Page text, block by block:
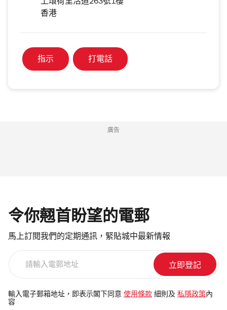
上環荷里活道263號1樓
香港
指示 打電話
廣告
令你翹首盼望的電郵
馬上訂閱我們的定期通訊，緊貼城中最新情報
電
郵
輸入電子郵箱地址，即表示閣下同意 使用條款 細則及 私隱政策 內
容